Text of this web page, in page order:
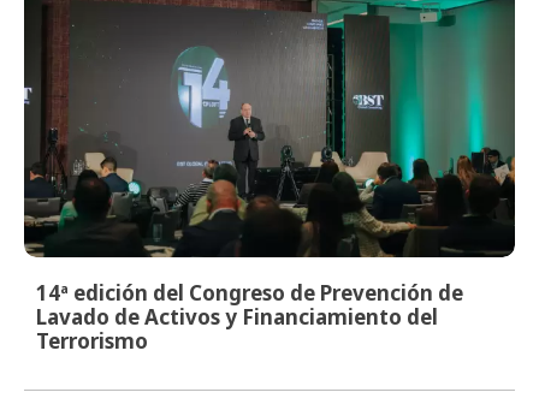
14ª edición del Congreso de Prevención de
Lavado de Activos y Financiamiento del
Terrorismo